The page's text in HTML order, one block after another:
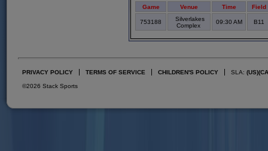
Game Venue Time Field
753188
Silverlakes
Complex
09:30 AM B11
PRIVACY POLICY TERMS OF SERVICE CHILDREN'S POLICY SLA: (US)
©2026 Stack Sports